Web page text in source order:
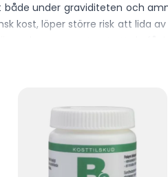
under graviditeten och
kost, löper större risk att lida